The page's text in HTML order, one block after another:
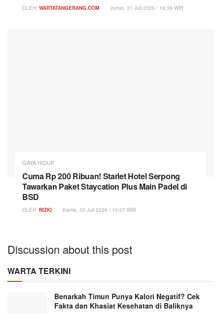
OLEH: WARTATANGERANG.COM Jumat, 31 Juli 2026 / 18:39 WIB
GAYA HIDUP
Cuma Rp 200 Ribuan! Starlet Hotel Serpong
Tawarkan Paket Staycation Plus Main Padel di
BSD
OLEH: RIZKI Kamis, 30 Juli 2026 / 10:07 WIB
Discussion about this post
WARTA TERKINI
Benarkah Timun Punya Kalori Negatif? Cek
Fakta dan Khasiat Kesehatan di Baliknya